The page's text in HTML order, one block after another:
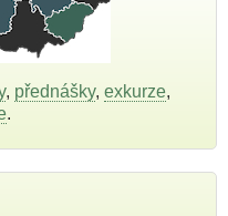
, přednášky, exkurze,
.